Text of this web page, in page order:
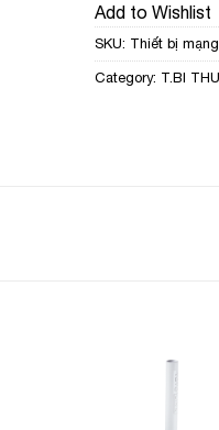
Add to Wishlist
SKU: Thiết bị
Category: T.BI